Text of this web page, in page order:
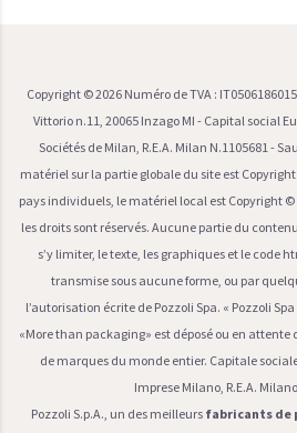
Copyright ©2026 Numéro de TVA :
Vittorio n.11, 20065 Inzago MI - Capital social
Sociétés de Milan, R.E.A. Milan N.1105681 -
matériel sur la partie globale du site est
pays individuels, le matériel local est Copyright ©
les droits sont réservés. Aucune partie du
s’y limiter, le texte, les graphiques et le code
transmise sous aucune forme, ou par
l’autorisation écrite de Pozzoli Spa. « Pozzoli
«More than packaging» est déposé ou en attente
de marques du monde entier. Capitale
Imprese Milano, R.E.A.
Pozzoli S.p.A., un des meilleurs fabricants de